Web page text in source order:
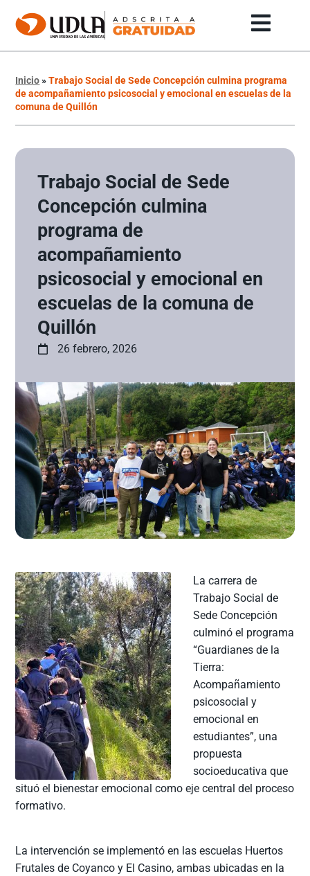
Inicio»Trabajo Social de Sede Concepción culmina programa
de acompañamiento psicosocial y emocional en escuelas de la
comuna de Quillón
Trabajo Social de Sede
Concepción culmina
programa de
acompañamiento
psicosocial y emocional en
escuelas de la comuna de
Quillón
26 febrero, 2026
La carrera de
Trabajo Social de
Sede Concepción
culminó el programa
“Guardianes de la
Tierra:
Acompañamiento
psicosocial y
emocional en
estudiantes”, una
propuesta
socioeducativa que
situó el bienestar emocional como eje central del proceso
formativo.
La intervención se implementó en las escuelas Huertos
Frutales de Coyanco y El Casino, ambas ubicadas en la